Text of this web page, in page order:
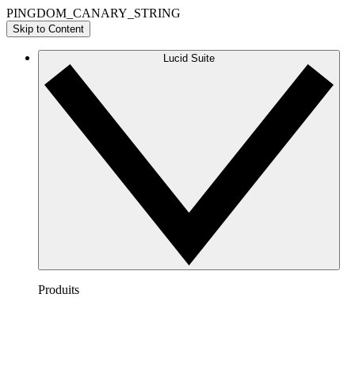
PINGDOM_CANARY_STRING
Skip to Content
Lucid Suite
Produits